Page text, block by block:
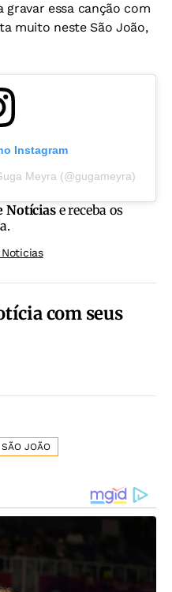
essa canção com
muito neste São João,
Instagram
Meyra (@gugameyra)
Notíciase receba os
Noticias
com seus
SÃO JOÃO